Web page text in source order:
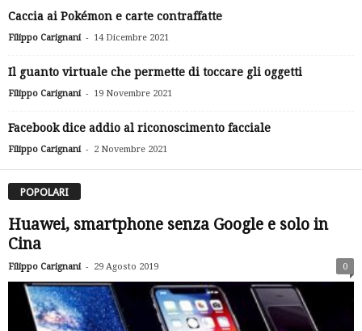
Caccia ai Pokémon e carte contraffatte
Filippo Carignani - 14 Dicembre 2021
Il guanto virtuale che permette di toccare gli oggetti
Filippo Carignani - 19 Novembre 2021
Facebook dice addio al riconoscimento facciale
Filippo Carignani - 2 Novembre 2021
POPOLARI
Huawei, smartphone senza Google e solo in
Cina
Filippo Carignani - 29 Agosto 2019 0